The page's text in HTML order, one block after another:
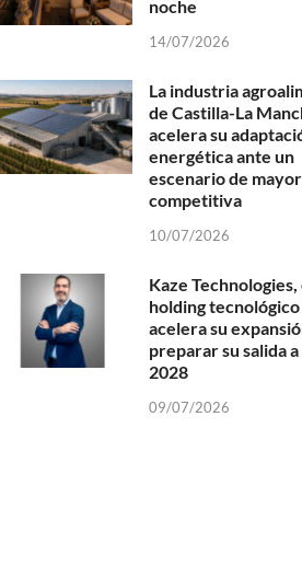
noche
14/07/2026
La industria
de Castilla-La
acelera su
energética ante un
escenario de
competitiva
10/07/2026
Kaze Technologies,
holding tecnológico
acelera su
preparar su salida
2028
09/07/2026